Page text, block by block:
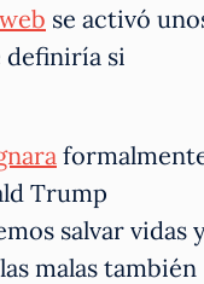
se activó
definiría si
Trump
salvar vidas
malas también